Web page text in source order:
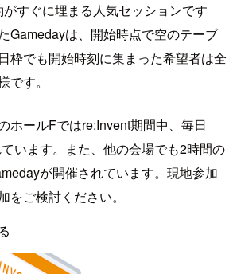
すぐに埋まる人気セッションです
Gamedayは、開始時点で空のテーブ
枠でも開始時刻に集まった希望者は全
です。
ホールFではre:Invent期間中、毎日
います。また、他の会場でも2時間の
が開催されています。現地参加
をご検討ください。